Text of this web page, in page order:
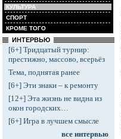
КУЛЬТУРА
СПОРТ
КРОМЕ ТОГО
ИНТЕРВЬЮ
[6+] Тридцатый турнир:
престижно, массово, всерьёз
Тема, поднятая ранее
[6+] Эти знаки – к ремонту
[12+] Эта жизнь не видна из
окон городских…
[6+] Игра в лучшем смысле
все интервью